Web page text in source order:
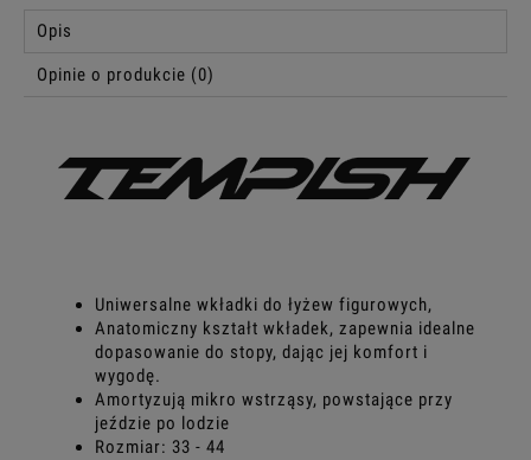
Opis
Opinie o produkcie (0)
Uniwersalne wkładki do łyżew figurowych,
Anatomiczny kształt wkładek, zapewnia idealne
dopasowanie do stopy, dając jej komfort i
wygodę.
Amortyzują mikro wstrząsy, powstające przy
jeździe po lodzie
Rozmiar: 33 - 44